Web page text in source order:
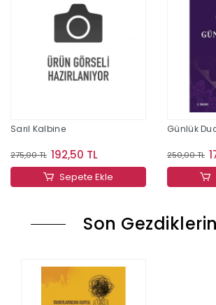
Sarıl Kalbine
275,00 TL 192,50 TL
Sepete Ekle
Günlük
250,00 TL
Son